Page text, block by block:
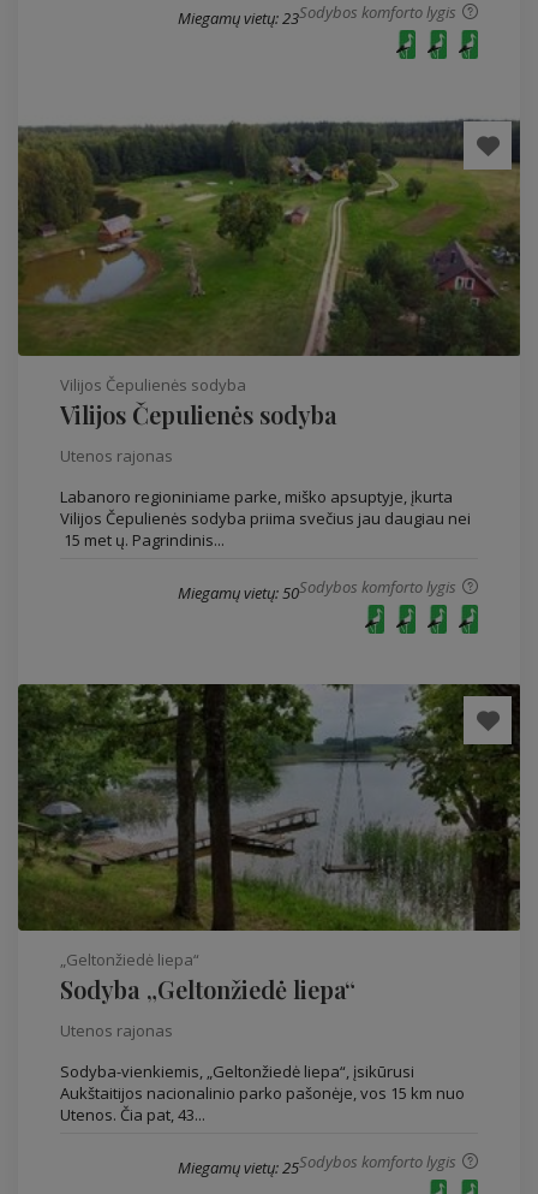
Sodybos komforto lygis
Miegamų vietų: 23
Vilijos Čepulienės sodyba
Vilijos Čepulienės sodyba
Utenos rajonas
Labanoro regioniniame parke, miško apsuptyje, įkurta
Vilijos Čepulienės sodyba priima svečius jau daugiau nei
15 met ų. Pagrindinis...
Sodybos komforto lygis
Miegamų vietų: 50
„Geltonžiedė liepa“
Sodyba „Geltonžiedė liepa“
Utenos rajonas
Sodyba-vienkiemis, „Geltonžiedė liepa“, įsikūrusi
Aukštaitijos nacionalinio parko pašonėje, vos 15 km nuo
Utenos. Čia pat, 43...
Sodybos komforto lygis
Miegamų vietų: 25